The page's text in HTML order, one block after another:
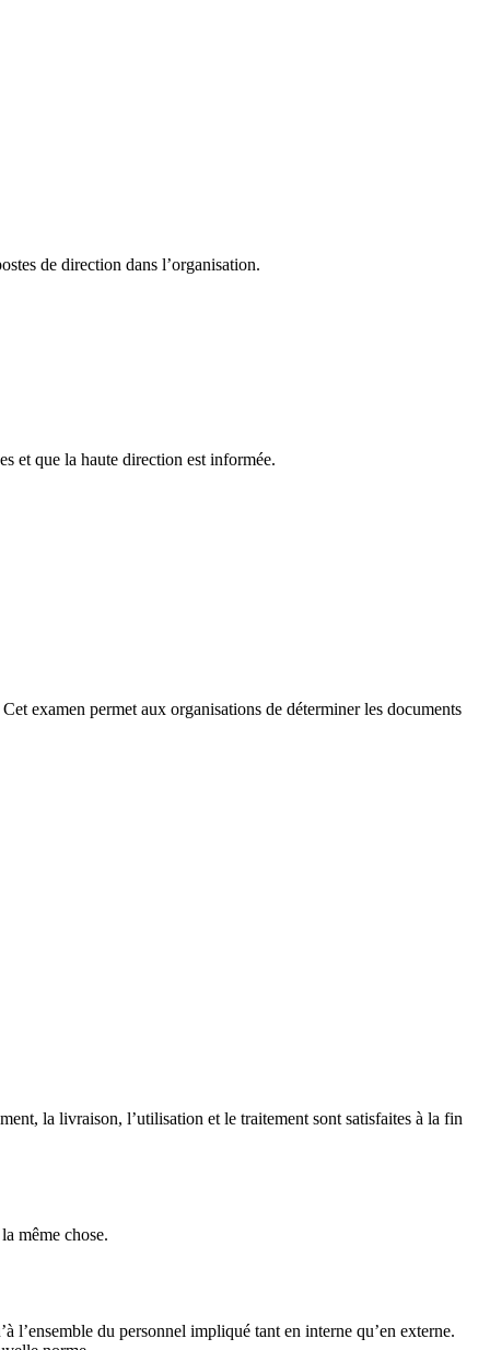
de direction dans l’organisation.
et que la haute direction est informée.
examen permet aux organisations de déterminer les documents
la livraison, l’utilisation et le traitement sont satisfaites à la fin
même chose.
l’ensemble du personnel impliqué tant en interne qu’en externe.